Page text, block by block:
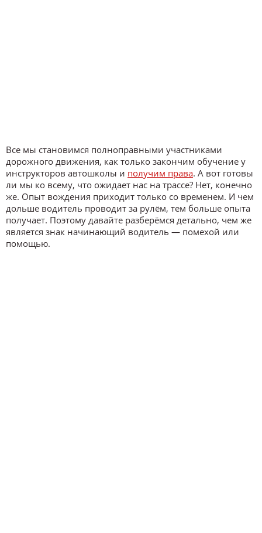
Все мы становимся полноправными участниками
дорожного движения, как только закончим обучение у
инструкторов автошколы и получим права. А вот готовы
ли мы ко всему, что ожидает нас на трассе? Нет, конечно
же. Опыт вождения приходит только со временем. И чем
дольше водитель проводит за рулём, тем больше опыта
получает. Поэтому давайте разберёмся детально, чем же
является знак начинающий водитель — помехой или
помощью.